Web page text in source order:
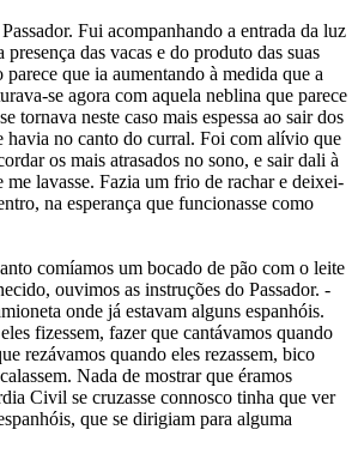
Fui acompanhando a entrada da luz
das vacas e do produto das suas
parece que ia aumentando à medida que a
se agora com aquela neblina que parece
tornava neste caso mais espessa ao sair dos
havia no canto do curral. Foi com alívio que
os mais atrasados no sono, e sair dali à
me lavasse. Fazia um frio de rachar e deixei-
na esperança que funcionasse como
comíamos um bocado de pão com o leite
ouvimos as instruções do Passador. -
onde já estavam alguns espanhóis.
fizessem, fazer que cantávamos quando
rezávamos quando eles rezassem, bico
Nada de mostrar que éramos
Civil se cruzasse connosco tinha que ver
que se dirigiam para alguma